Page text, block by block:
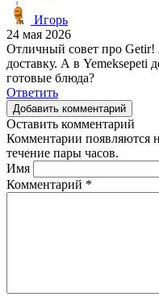
Игорь
24 мая 2026
Отличный совет про Getir!
доставку. А в Yemeksepeti
готовые блюда?
Ответить
Добавить комментарий
Оставить комментарий
Комментарии появляются
течение пары часов.
Имя
Комментарий *